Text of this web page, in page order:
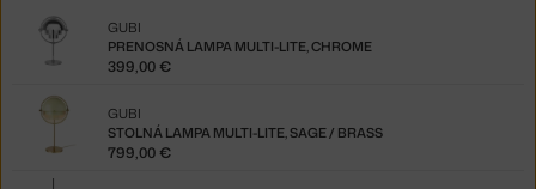
PRENOSNÁ LAMPA MULTI-LITE, CHROME
GUBI
399,00 €
STOLNÁ LAMPA MULTI-LITE, SAGE / BRASS
GUBI
799,00 €